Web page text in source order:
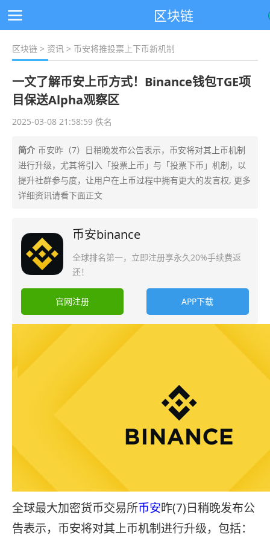
区块链
区块链 > 资讯 > 币安将推投票上下币新机制
一文了解币安上币方式！Binance钱包TGE项
目保送Alpha观察区
2025-03-08 21:58:59 佚名
简介 币安昨（7）日稍晚发布公告表示，币安将对其上币机制
进行升级，尤其将引入「投票上币」与「投票下币」机制，以
提升社群参与度，让用户在上币过程中拥有更大的发言权, 更多
详细资讯请看下面正文
币安binance
全球排名第一，立即注册享永久20%手续费返
还！
官网注册 APP下载
全球最大加密货币交易所币安昨(7)日稍晚发布公
告表示，币安将对其上币机制进行升级，包括：